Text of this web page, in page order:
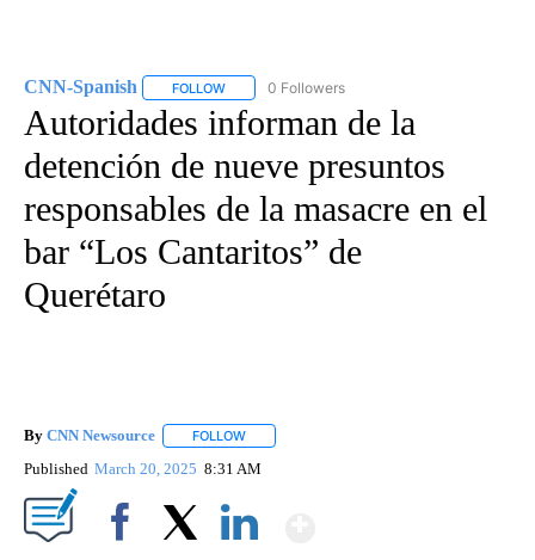
CNN-Spanish FOLLOW FOLLOW "CNN-SPANISH" TO RECEIVE
0 Followers
Autoridades informan de la
detención de nueve presuntos
responsables de la masacre en el
bar “Los Cantaritos” de
Querétaro
By CNN Newsource FOLLOW
Published March 20, 2025 8:31 AM